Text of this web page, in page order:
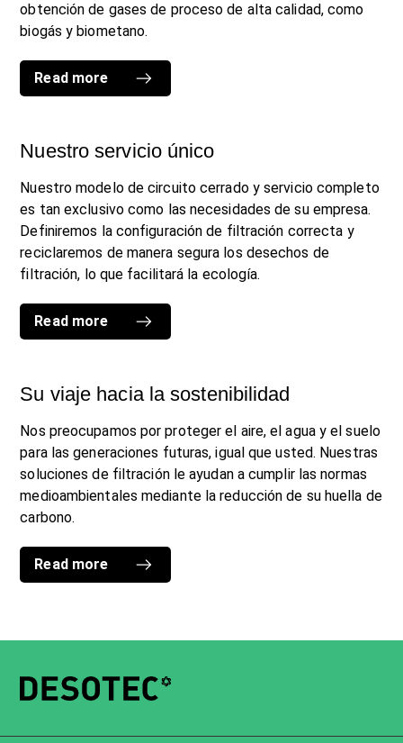
obtención de gases de proceso de alta calidad, como
biogás y biometano.
Read more
Nuestro servicio único
Nuestro modelo de circuito cerrado y servicio completo
es tan exclusivo como las necesidades de su empresa.
Definiremos la configuración de filtración correcta y
reciclaremos de manera segura los desechos de
filtración, lo que facilitará la ecología.
Read more
Su viaje hacia la sostenibilidad
Nos preocupamos por proteger el aire, el agua y el suelo
para las generaciones futuras, igual que usted. Nuestras
soluciones de filtración le ayudan a cumplir las normas
medioambientales mediante la reducción de su huella de
carbono.
Read more